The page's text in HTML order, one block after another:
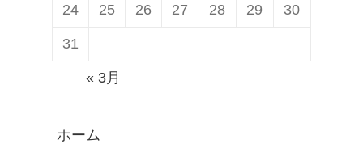
24 25 26 27 28 29 30
31
« 3月
ホーム